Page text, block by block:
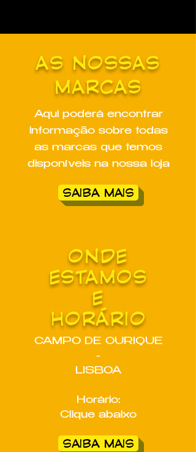
AS NOSSAS
MARCAS
Aqui poderá encontrar
informação sobre todas
as marcas que temos
disponíveis na nossa loja
SAIBA MAIS
ONDE
ESTAMOS
E
HORÁRIO
CAMPO DE OURIQUE
-
LISBOA
Horário:
Clique abaixo
SAIBA MAIS